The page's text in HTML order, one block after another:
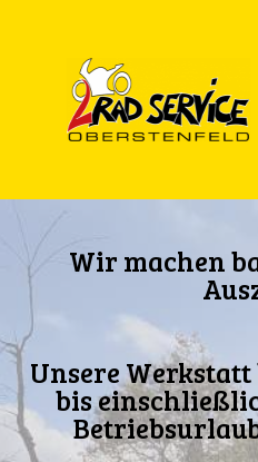
Wir machen
Unsere
bis